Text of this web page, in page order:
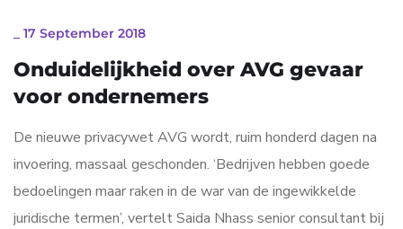
17 September 2018
Onduidelijkheid over AVG gevaar
voor ondernemers
De nieuwe privacywet AVG wordt, ruim honderd dagen na
invoering, massaal geschonden. ‘Bedrijven hebben goede
bedoelingen maar raken in de war van de ingewikkelde
juridische termen’, vertelt Saida Nhass senior consultant bij